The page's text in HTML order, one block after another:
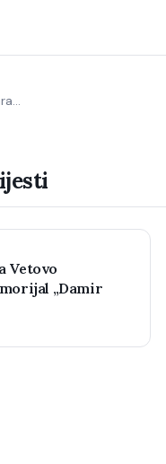
Vetovo
„Damir